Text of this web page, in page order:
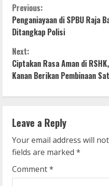
C
o
n
t
i
n
u
e
R
Previous:
Penganiayaan di SPBU Raja
Ditangkap Polisi
Next:
Ciptakan Rasa Aman di
Kanan Berikan Pembinaan
Leave a Reply
Your email address will
fields are marked *
Comment*